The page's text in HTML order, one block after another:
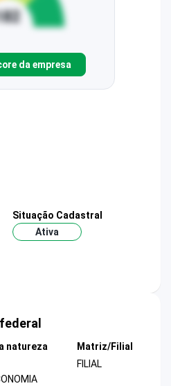
da empresa
Situação Cadastral
Ativa
natureza
Matriz/Filial
FILIAL